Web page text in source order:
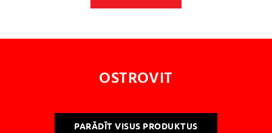
OSTROVIT
PARĀDĪT VISUS PRODUKTUS